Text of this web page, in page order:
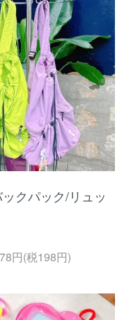
クパック/リュッ
円(税198円)